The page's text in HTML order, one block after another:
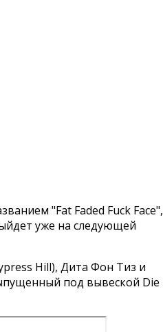
"Fat Faded Fuck Face",
уже на следующей
Hill), Дита Фон Тиз и
под вывеской Die